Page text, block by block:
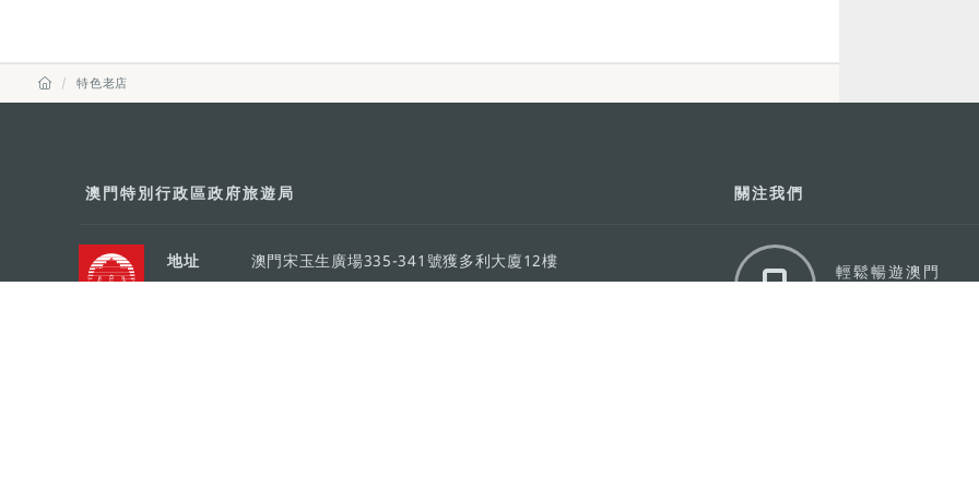
特色老店
澳門特別行政區政府旅遊局
地址
澳門宋玉生廣場335-341號獲多利大廈12樓
關注我們
輕鬆暢遊澳門